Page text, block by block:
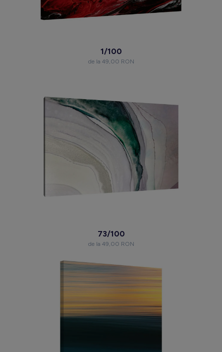
1/100
de la 49,00 RON
73/100
de la 49,00 RON